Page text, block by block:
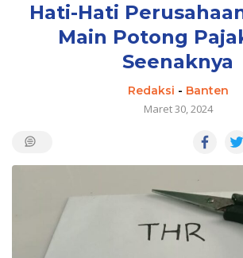
Hati-Hati
Main Potong
Seenaknya
Redaksi - Banten
Maret 30, 2024